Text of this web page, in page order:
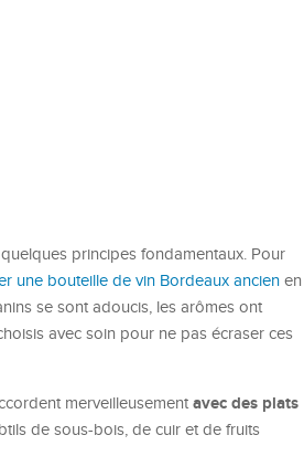
principes fondamentaux. Pour
une bouteille de vin Bordeaux ancien en
se sont adoucis, les arômes ont
avec soin pour ne pas écraser ces
merveilleusement avec des plats
de sous-bois, de cuir et de fruits